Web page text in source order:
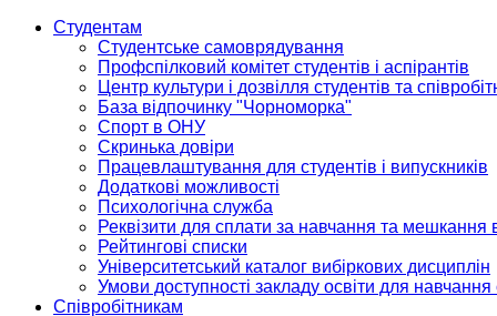
Студентам
Студентське самоврядування
Профспілковий комітет студентів і аспірантів
Центр культури і дозвілля студентів та
База відпочинку "Чорноморка"
Спорт в ОНУ
Скринька довіри
Працевлаштування для студентів і випускників
Додаткові можливості
Психологічна служба
Реквізити для сплати за навчання та мешкання
Рейтингові списки
Університетський каталог вибіркових дисциплін
Умови доступності закладу освіти для
Співробітникам